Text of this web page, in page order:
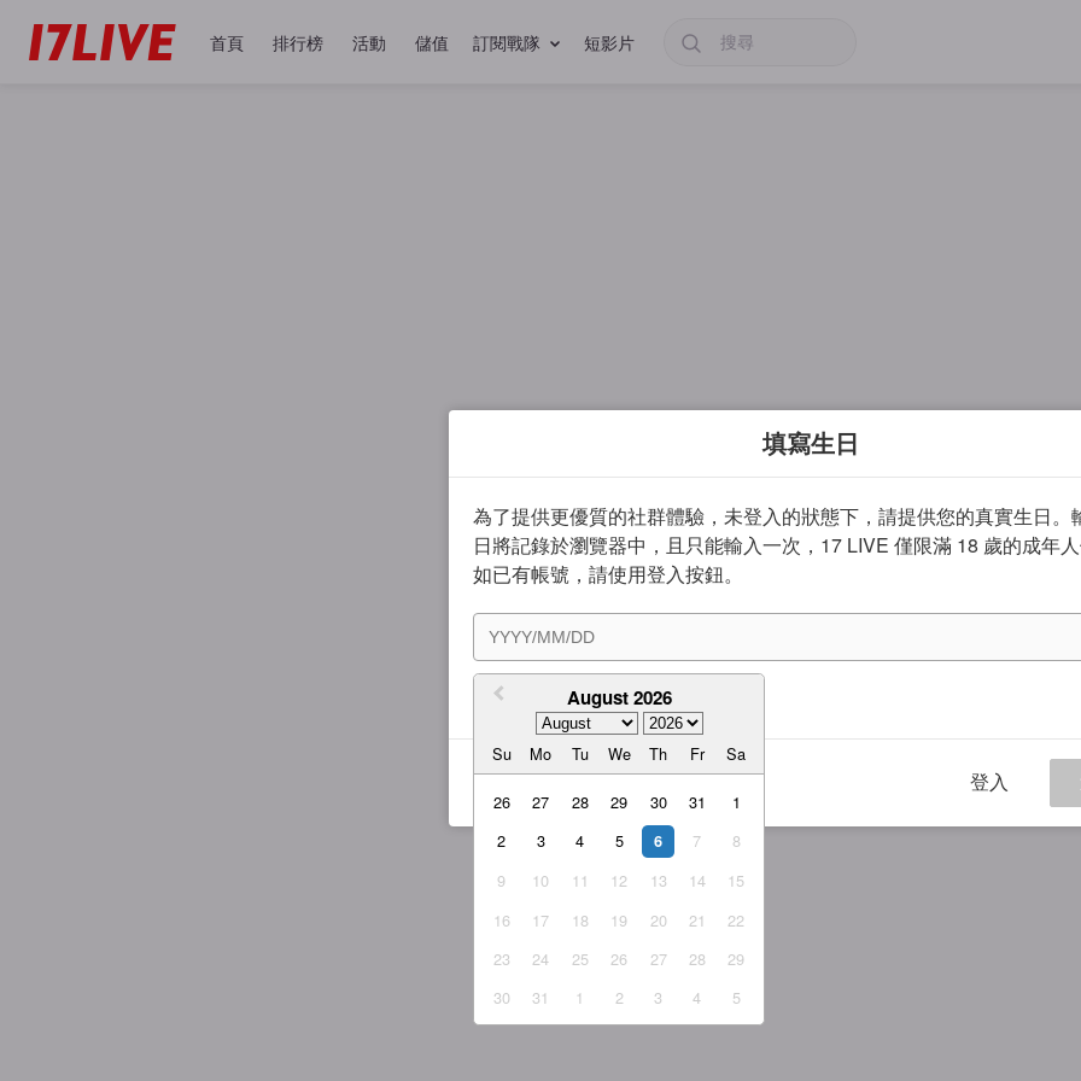
首頁 排行榜 活動 儲值 訂閱戰隊 短影片
填寫生日
為了提供更優質的社群體驗，未登入的狀態下，請提供您的真實生日。
日將記錄於瀏覽器中，且只能輸入一次，17 LIVE 僅限滿 18 歲的成年人
如已有帳號，請使用登入按鈕。
August 2026
Su Mo Tu We Th Fr Sa
26 27 28 29 30 31
1
2
3 4 5 6 7
8
9
10 11 12 13 14
15
16
17 18 19 20 21
22
23
24 25 26 27 28
29
30
31 1 2 3 4 5
我同意 服務條款與隱私權政策
登入